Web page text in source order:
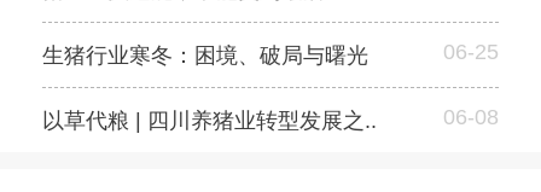
生猪行业寒冬：困境、破局与曙光 06-25
以草代粮 | 四川养猪业转型发展之.. 06-08